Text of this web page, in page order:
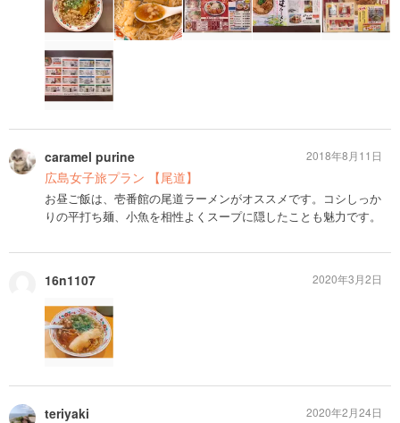
caramel purine
広島女子旅プラン 【尾道】
お昼ご飯は、壱番館の尾道ラーメンがオススメです。コシしっか
りの平打ち麺、小魚を相性よくスープに隠したことも魅力です。
2018年8月11日
16n1107 2020年3月2日
teriyaki 2020年2月24日